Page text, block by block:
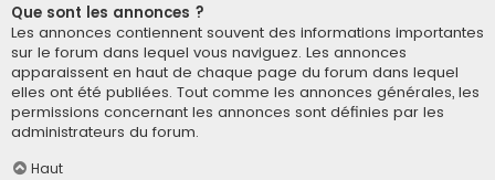
Que sont les annonces ?
Les annonces contiennent souvent des informations importantes
sur le forum dans lequel vous naviguez. Les annonces
apparaissent en haut de chaque page du forum dans lequel
elles ont été publiées. Tout comme les annonces générales, les
permissions concernant les annonces sont définies par les
administrateurs du forum.
Haut